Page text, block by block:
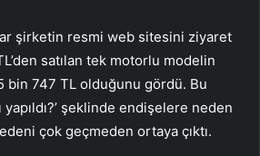
şirketin resmi web sitesini ziyaret
satılan tek motorlu modelin
bin 747 TL olduğunu gördü. Bu
yapıldı?’ şeklinde endişelere neden
çok geçmeden ortaya çıktı.